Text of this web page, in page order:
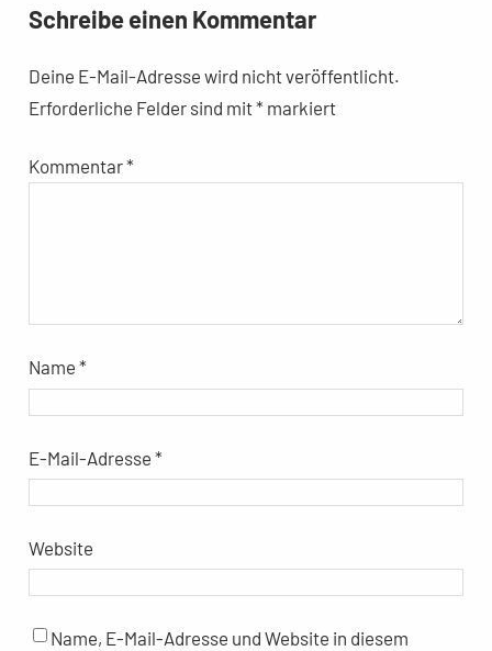
Schreibe einen Kommentar
Deine E-Mail-Adresse wird nicht veröffentlicht.
Erforderliche Felder sind mit* markiert
Kommentar*
Name *
E-Mail-Adresse *
Website
Name, E-Mail-Adresse und Website in diesem